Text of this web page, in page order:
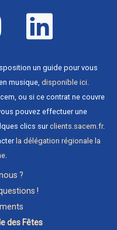
un guide pour vous
musique, disponible ici.
ou si ce contrat ne couvre
pouvez effectuer une
clics surclients.sacem.fr.
la délégation régionale la
.
?
!
des Fêtes